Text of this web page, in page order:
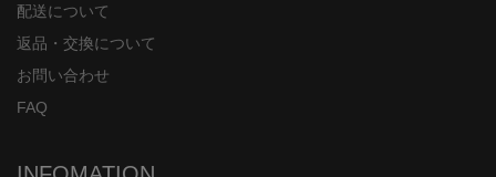
配送について
返品・交換について
お問い合わせ
FAQ